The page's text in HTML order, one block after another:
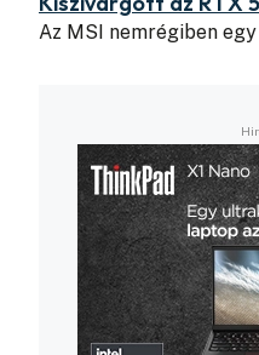
​Az MSI nemrégiben